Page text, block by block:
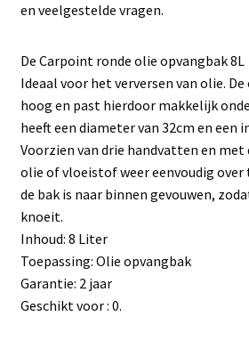
en veelgestelde vragen.
De Carpoint ronde olie opvangbak 8L
Ideaal voor het verversen van olie.
hoog en past hierdoor makkelijk
heeft een diameter van 32cm en een
Voorzien van drie handvatten en met
olie of vloeistof weer eenvoudig over
de bak is naar binnen gevouwen,
knoeit.
Inhoud: 8 Liter
Toepassing: Olie opvangbak
Garantie: 2 jaar
Geschikt voor : 0.